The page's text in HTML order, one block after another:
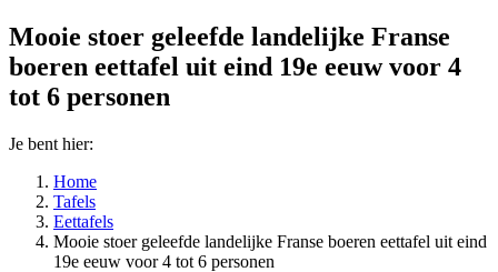
Mooie stoer geleefde landelijke Franse
boeren eettafel uit eind 19e eeuw voor 4
tot 6 personen
Je bent hier:
Home
Tafels
Eettafels
Mooie stoer geleefde landelijke Franse boeren eettafel uit eind
19e eeuw voor 4 tot 6 personen